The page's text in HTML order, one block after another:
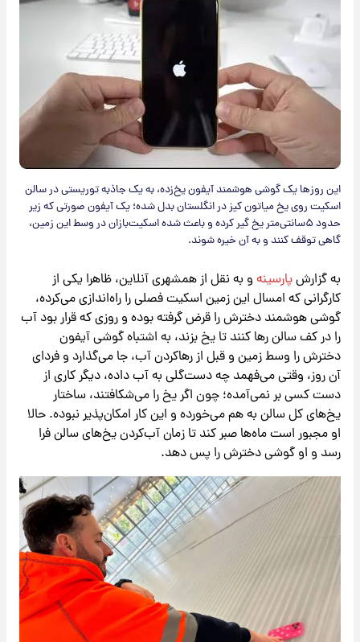
این روزها یک گوشی هوشمند آیفون یخ‌زده، به یک جاذبه توریستی در سالن
اسکیت روی یخ میاتون کیز در انگلستان بدل شده؛ یک آیفون صورتی که زیر
حدود ۵سانتی‌متر یخ گیر کرده و باعث شده اسکیت‌بازان در وسط این زمین،
گاهی توقف کنند و به آن خیره شوند.
به گزارشپارسینه و به نقل از همشهری آنلاین، ظاهرا یکی از
کارگرانی که امسال این زمین اسکیت فصلی را راه‌اندازی می‌کرده،
گوشی هوشمند دخترش را قرض گرفته بوده و روزی که قرار بود آب
را در کف سالن رها کنند تا یخ بزند، به اشتباه گوشی آیفون
دخترش را وسط زمین و قبل از رهاکردن آب، جا می‌گذارد و فردای
آن روز، وقتی می‌فهمد چه دست‌گلی به آب داده، دیگر کاری از
دست کسی بر نمی‌آمده؛ چون اگر یخ را می‌شکافتند، ساختار
یخ‌های کل سالن به هم می‌خورده و این کار امکان‌پذیر نبوده. حالا
او مجبور است ماه‌ها صبر کند تا زمان آب‌کردن یخ‌های سالن فرا
رسد و او گوشی دخترش را پس دهد.